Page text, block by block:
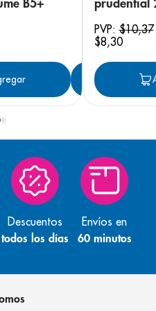
B5+
prudential
PVP:$10,37
$8,30
Descuentos
todos los días
Envíos en
60 minutos